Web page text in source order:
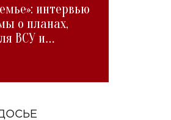
интервью
о планах,
ВСУ и